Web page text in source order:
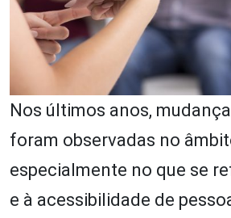
Nos últimos anos,
foram observadas no
especialmente no que se
e à acessibilidade de